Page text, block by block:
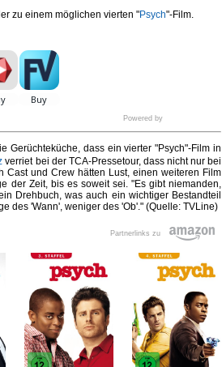
zu einem möglichen vierten "Psych"-Film.
Powered by
Gerüchteküche, dass ein vierter "Psych"-Film in
verriet bei der TCA-Pressetour, dass nicht nur bei
Cast und Crew hätten Lust, einen weiteren Film
der Zeit, bis es soweit sei. "Es gibt niemanden,
Drehbuch, was auch ein wichtiger Bestandteil
des 'Wann', weniger des 'Ob'." (Quelle: TVLine)
Partnerlinks zu